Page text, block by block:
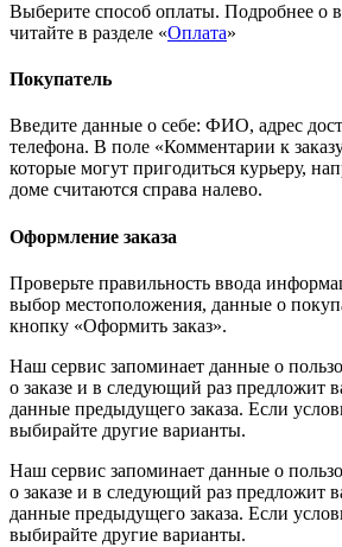
Выберите способ оплаты. Подробнее о
читайте в разделе «Оплата»
Покупатель
Введите данные о себе: ФИО, адрес
телефона. В поле «Комментарии к
которые могут пригодиться курьеру,
доме считаются справа налево.
Оформление заказа
Проверьте правильность ввода
выбор местоположения, данные о
кнопку «Оформить заказ».
Наш сервис запоминает данные о
о заказе и в следующий раз предложит
данные предыдущего заказа. Если
выбирайте другие варианты.
Наш сервис запоминает данные о
о заказе и в следующий раз предложит
данные предыдущего заказа. Если
выбирайте другие варианты.